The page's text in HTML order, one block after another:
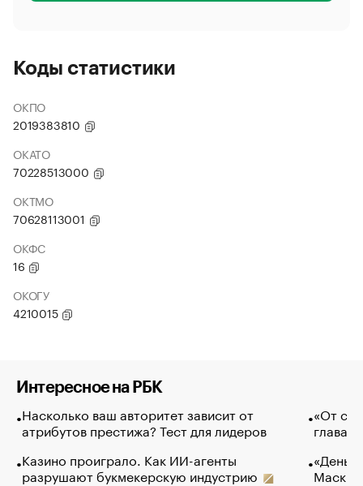
Коды статистики
ОКПО
2019383810
ОКАТО
70228513000
ОКТМО
70628113001
ОКФС
16
ОКОГУ
4210015
Интересное на РБК
Насколько ваш авторитет зависит от
атрибутов престижа? Тест для лидеров
Казино проиграло. Как ИИ-агенты
разрушают букмекерскую индустрию
«От
глава
Маск в